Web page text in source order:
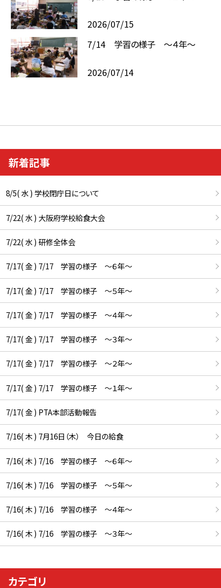
2026/07/15
7/14 学習の様子 ～４年～
2026/07/14
新着記事
8/5( 水 ) 学校閉庁日について
7/22( 水 ) 大阪府学校給食大会
7/22( 水 ) 研修全体会
7/17( 金 ) 7/17 学習の様子 ～６年～
7/17( 金 ) 7/17 学習の様子 ～５年～
7/17( 金 ) 7/17 学習の様子 ～４年～
7/17( 金 ) 7/17 学習の様子 ～３年～
7/17( 金 ) 7/17 学習の様子 ～２年～
7/17( 金 ) 7/17 学習の様子 ～１年～
7/17( 金 ) PTA本部活動報告
7/16( 木 ) 7月16日（木） 今日の給食
7/16( 木 ) 7/16 学習の様子 ～６年～
7/16( 木 ) 7/16 学習の様子 ～５年～
7/16( 木 ) 7/16 学習の様子 ～４年～
7/16( 木 ) 7/16 学習の様子 ～３年～
カテゴリ